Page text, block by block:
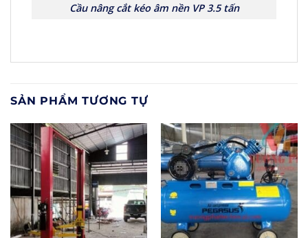
Cầu nâng cắt kéo âm nền VP 3.5 tấn
SẢN PHẨM TƯƠNG TỰ